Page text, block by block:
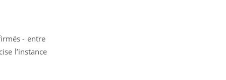
- entre
l’instance